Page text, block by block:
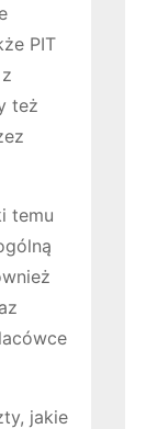
PIT
też
temu
jakie